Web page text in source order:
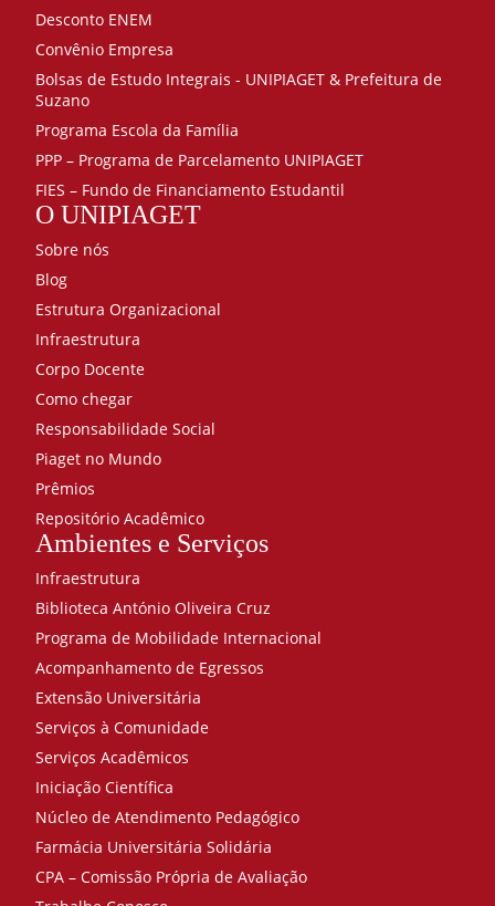
Desconto ENEM
Convênio Empresa
Bolsas de Estudo Integrais - UNIPIAGET & Prefeitura de
Suzano
Programa Escola da Família
PPP – Programa de Parcelamento UNIPIAGET
FIES – Fundo de Financiamento Estudantil
O UNIPIAGET
Sobre nós
Blog
Estrutura Organizacional
Infraestrutura
Corpo Docente
Como chegar
Responsabilidade Social
Piaget no Mundo
Prêmios
Repositório Acadêmico
Ambientes e Serviços
Infraestrutura
Biblioteca António Oliveira Cruz
Programa de Mobilidade Internacional
Acompanhamento de Egressos
Extensão Universitária
Serviços à Comunidade
Serviços Acadêmicos
Iniciação Científica
Núcleo de Atendimento Pedagógico
Farmácia Universitária Solidária
CPA – Comissão Própria de Avaliação